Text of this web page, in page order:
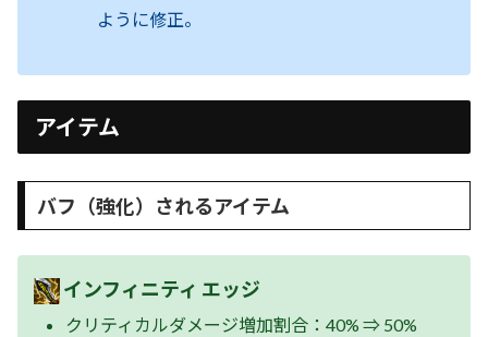
ように修正。
アイテム
バフ（強化）されるアイテム
インフィニティ エッジ
クリティカルダメージ増加割合：40% ⇒ 50%